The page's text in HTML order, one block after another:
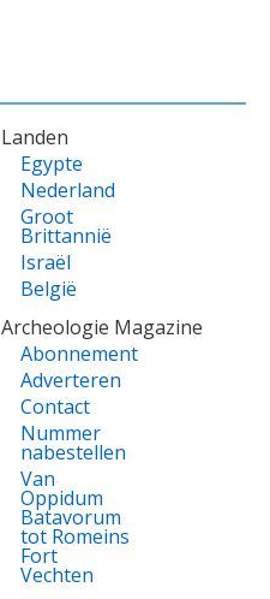
Landen
Egypte
Nederland
Groot
Brittannië
Israël
België
Archeologie Magazine
Abonnement
Adverteren
Contact
Nummer
nabestellen
Van
Oppidum
Batavorum
tot Romeins
Fort
Vechten